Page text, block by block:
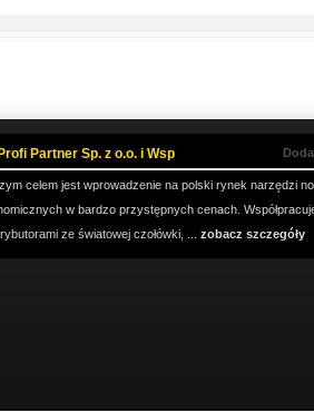
Profi Partner Sp. z o.o. i Wsp
celem jest wprowadzenie na polski rynek narzędzi
w bardzo przystępnych cenach.
ze światowej czołówki, ... zobacz szczegóły